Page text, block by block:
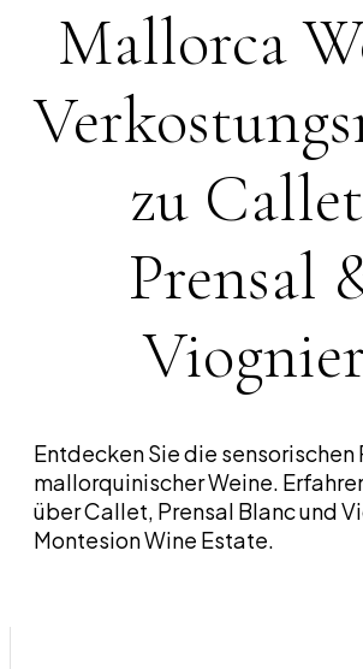
Mallorca
zu
Prensal
Viognier
Entdecken Sie die sensorischen
mallorquinischer Weine.
über Callet, Prensal Blanc und
Montesion Wine Estate.